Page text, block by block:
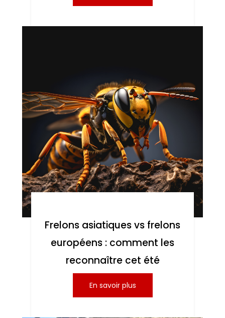
Frelons asiatiques vs frelons
européens : comment les
reconnaître cet été
En savoir plus